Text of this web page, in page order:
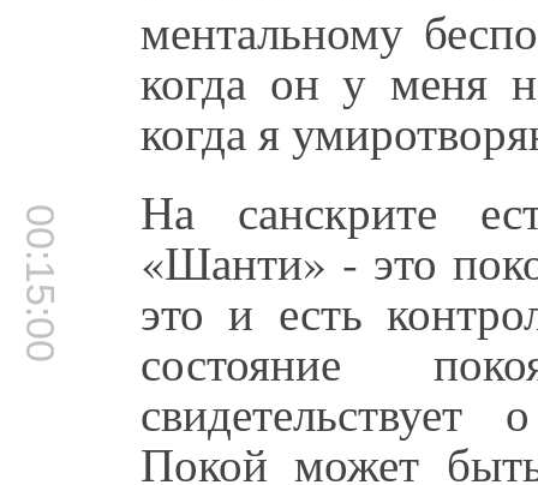
ментальному
когда он у меня
когда я
00:15:00 На санскрите
«Шанти» - это
это и есть
состояние
Покой может